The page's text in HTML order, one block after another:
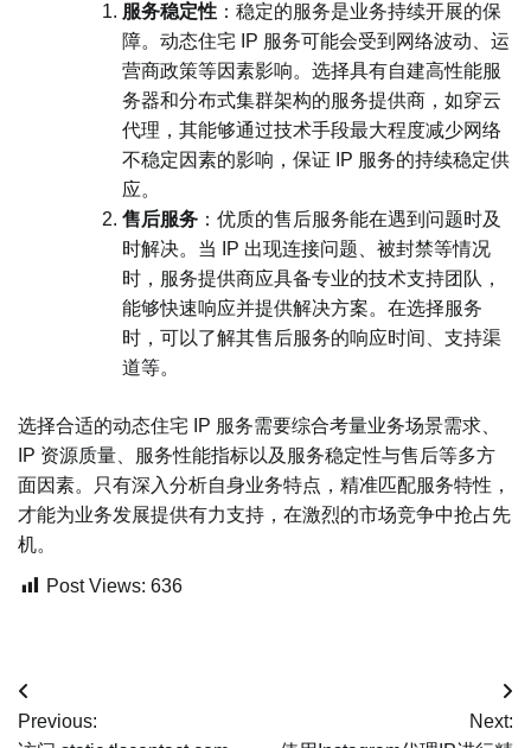
服务稳定性 ：稳定的服务是业务持续开展的保
障。动态住宅 IP 服务可能会受到网络波动、运
营商政策等因素影响。选择具有自建高性能服
务器和分布式集群架构的服务提供商，如穿云
代理，其能够通过技术手段最大程度减少网络
不稳定因素的影响，保证 IP 服务的持续稳定供
应。
售后服务 ：优质的售后服务能在遇到问题时及
时解决。当 IP 出现连接问题、被封禁等情况
时，服务提供商应具备专业的技术支持团队，
能够快速响应并提供解决方案。在选择服务
时，可以了解其售后服务的响应时间、支持渠
道等。
选择合适的动态住宅 IP 服务需要综合考量业务场景需求、
IP 资源质量、服务性能指标以及服务稳定性与售后等多方
面因素。只有深入分析自身业务特点，精准匹配服务特性，
才能为业务发展提供有力支持，在激烈的市场竞争中抢占先
机。
Post Views: 636
文
Previous:
Next: